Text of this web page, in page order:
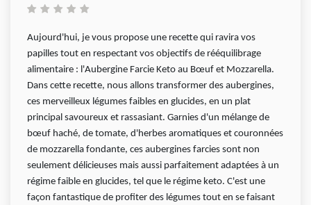
Aujourd'hui, je vous propose une recette qui ravira vos
papilles tout en respectant vos objectifs de rééquilibrage
alimentaire : l'Aubergine Farcie Keto au Bœuf et Mozzarella.
Dans cette recette, nous allons transformer des aubergines,
ces merveilleux légumes faibles en glucides, en un plat
principal savoureux et rassasiant. Garnies d'un mélange de
bœuf haché, de tomate, d'herbes aromatiques et couronnées
de mozzarella fondante, ces aubergines farcies sont non
seulement délicieuses mais aussi parfaitement adaptées à un
régime faible en glucides, tel que le régime keto. C'est une
façon fantastique de profiter des légumes tout en se faisant